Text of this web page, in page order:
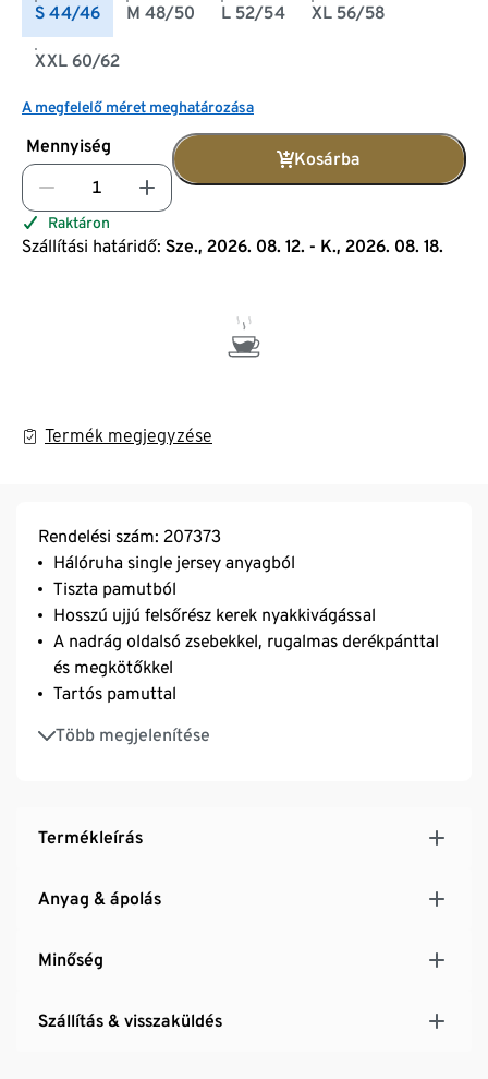
S 44/46 M 48/50 L 52/54 XL 56/58
XXL 60/62
A megfelelő méret meghatározása
Mennyiség
Kosárba
Raktáron
Szállítási határidő: Sze., 2026. 08. 12. - K., 2026. 08. 18.
Termék megjegyzése
Rendelési szám: 207373
Hálóruha single jersey anyagból
Tiszta pamutból
Hosszú ujjú felsőrész kerek nyakkivágással
A nadrág oldalsó zsebekkel, rugalmas derékpánttal
és megkötőkkel
Tartós pamuttal
Több megjelenítése
GOTS organic – konverziós anyagokból, CU 809415
minősített
Termékleírás
Anyag & ápolás
Minőség
Szállítás & visszaküldés